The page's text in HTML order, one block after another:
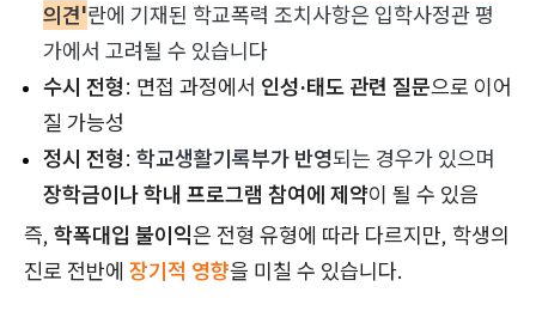
의견'란에 기재된 학교폭력 조치사항은 입학사정관 평
가에서 고려될 수 있습니다
수시 전형: 면접 과정에서 인성·태도 관련 질문으로 이어
질 가능성
정시 전형: 학교생활기록부가 반영되는 경우가 있으며
장학금이나 학내 프로그램 참여에 제약이 될 수 있음
즉, 학폭대입 불이익은 전형 유형에 따라 다르지만, 학생의
진로 전반에 장기적 영향을 미칠 수 있습니다.